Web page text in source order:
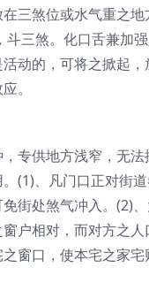
三煞位或水气重之
斗三煞。化口舌兼加
动的，可将之掀起
。
专供地方浅窄，无法
(1)、凡门口正对街
街处煞气冲入。(2)
户相对，而对方之人
窗口，使本宅之家